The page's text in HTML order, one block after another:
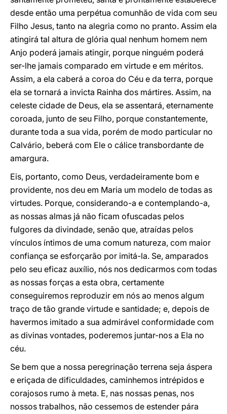
desde então uma perpétua comunhão de vida com seu
Filho Jesus, tanto na alegria como no pranto. Assim ela
atingirá tal altura de glória qual nenhum homem nem
Anjo poderá jamais atingir, porque ninguém poderá
ser-lhe jamais comparado em virtude e em méritos.
Assim, a ela caberá a coroa do Céu e da terra, porque
ela se tornará a invicta Rainha dos mártires. Assim, na
celeste cidade de Deus, ela se assentará, eternamente
coroada, junto de seu Filho, porque constantemente,
durante toda a sua vida, porém de modo particular no
Calvário, beberá com Ele o cálice transbordante de
amargura.
Eis, portanto, como Deus, verdadeiramente bom e
providente, nos deu em Maria um modelo de todas as
virtudes. Porque, considerando-a e contemplando-a,
as nossas almas já não ficam ofuscadas pelos
fulgores da divindade, senão que, atraídas pelos
vínculos íntimos de uma comum natureza, com maior
confiança se esforçarão por imitá-la. Se, amparados
pelo seu eficaz auxílio, nós nos dedicarmos com todas
as nossas forças a esta obra, certamente
conseguiremos reproduzir em nós ao menos algum
traço de tão grande virtude e santidade; e, depois de
havermos imitado a sua admirável conformidade com
as divinas vontades, poderemos juntar-nos a Ela no
céu.
Se bem que a nossa peregrinação terrena seja áspera
e eriçada de dificuldades, caminhemos intrépidos e
corajosos rumo à meta. E, nas nossas penas, nos
nossos trabalhos, não cessemos de estender pára